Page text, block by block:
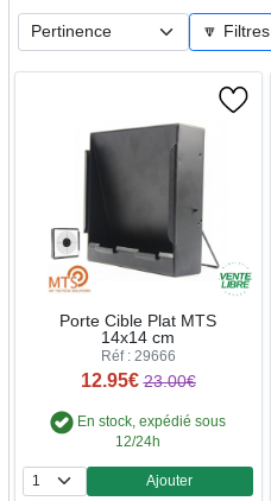
🔽 Filtres
Porte Cible Plat MTS
14x14 cm
Réf : 29666
12.95€ 23.00€
En stock, expédié sous
12/24h
Quantité
Ajouter